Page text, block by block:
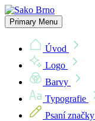
Skip
to
content
Primary Menu
Úvod
Logo
Barvy
Typografie
Psaní značky